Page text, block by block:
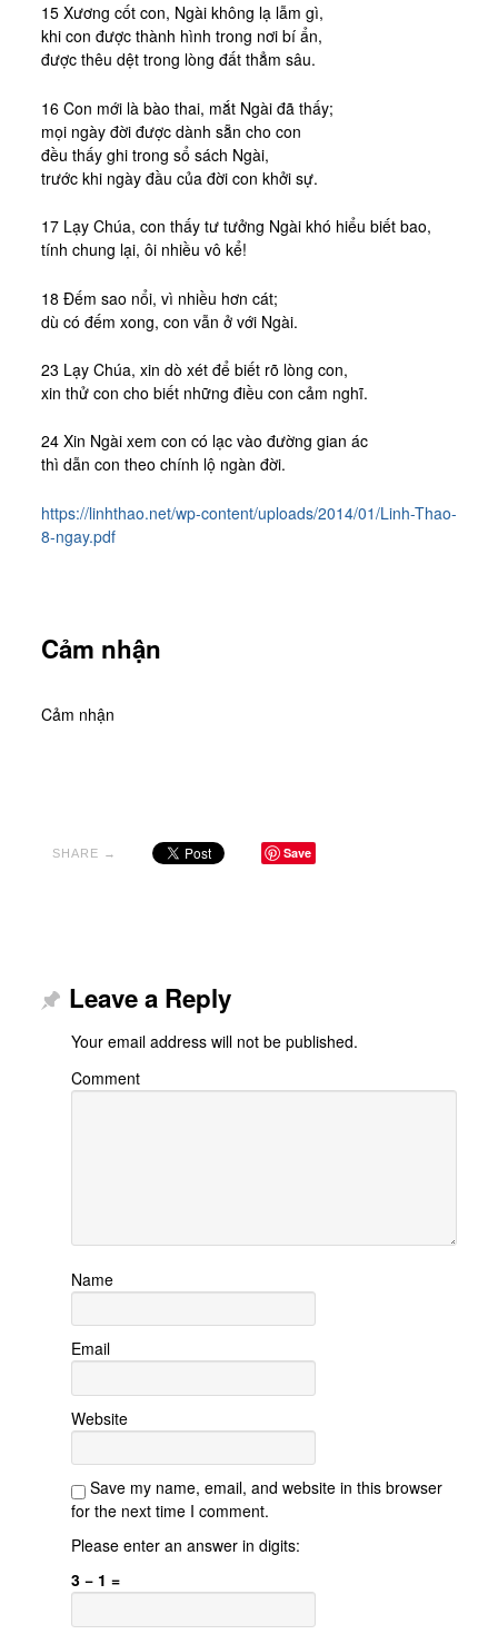
15 Xương cốt con, Ngài không lạ lẫm gì,
khi con được thành hình trong nơi bí ẩn,
được thêu dệt trong lòng đất thẳm sâu.
16 Con mới là bào thai, mắt Ngài đã thấy;
mọi ngày đời được dành sẵn cho con
đều thấy ghi trong sổ sách Ngài,
trước khi ngày đầu của đời con khởi sự.
17 Lạy Chúa, con thấy tư tưởng Ngài khó hiểu biết bao,
tính chung lại, ôi nhiều vô kể!
18 Đếm sao nổi, vì nhiều hơn cát;
dù có đếm xong, con vẫn ở với Ngài.
23 Lạy Chúa, xin dò xét để biết rõ lòng con,
xin thử con cho biết những điều con cảm nghĩ.
24 Xin Ngài xem con có lạc vào đường gian ác
thì dẫn con theo chính lộ ngàn đời.
https://linhthao.net/wp-content/uploads/2014/01/Linh-Thao-
8-ngay.pdf
Cảm nhận
Cảm nhận
SHARE → Save
Leave a Reply
Your email address will not be published.
Comment
Name
Email
Website
Save my name, email, and website in this browser
for the next time I comment.
Please enter an answer in digits:
3 − 1 =